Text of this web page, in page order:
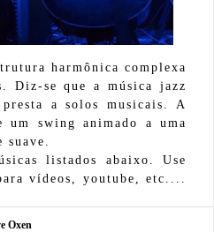
harmônica complexa
Diz-se que a música jazz
a solos musicais. A
um swing animado a uma
suave.
listados abaixo. Use
vídeos, youtube, etc....
Oxen